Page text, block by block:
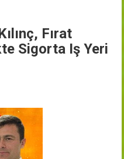
Fırat
Sigorta Iş Yeri